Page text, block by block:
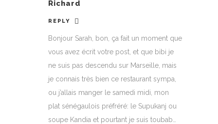
Richard
REPLY
Bonjour Sarah, bon, ça fait un moment que
vous avez écrit votre post, et que bibi je
ne suis pas descendu sur Marseille, mais
je connais très bien ce restaurant sympa,
ou j’allais manger le samedi midi, mon
plat sénégaulois préfréré: le Supukanj ou
soupe Kandia et pourtant je suis toubab…